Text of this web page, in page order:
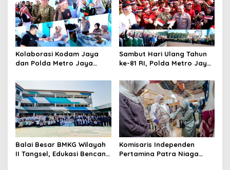
Kolaborasi Kodam Jaya
dan Polda Metro Jaya
Sambut Hari Ulang Tahun
ke-81 RI, Polda Metro Jaya
Balai Besar BMKG Wilayah
II Tangsel, Edukasi Bencana
Komisaris Independen
Pertamina Patra Niaga